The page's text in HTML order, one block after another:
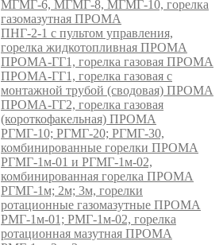
МГМГ-6, МГМГ-8, МГМГ-10, горелка
газомазутная ПРОМА
ПНГ-2-1 с пультом управления,
горелка жидкотопливная ПРОМА
ПРОМА-ГГ1, горелка газовая ПРОМА
ПРОМА-ГГ1, горелка газовая с
монтажной трубой (сводовая) ПРОМА
ПРОМА-ГГ2, горелка газовая
(короткофакельная) ПРОМА
РГМГ-10; РГМГ-20; РГМГ-30,
комбинированные горелки ПРОМА
РГМГ-1м-01 и РГМГ-1м-02,
комбинированная горелка ПРОМА
РГМГ-1м; 2м; 3м, горелки
ротационные газомазутные ПРОМА
РМГ-1м-01; РМГ-1м-02, горелка
ротационная мазутная ПРОМА